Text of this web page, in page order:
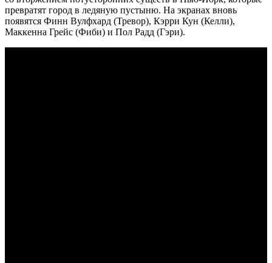
превратят город в ледяную пустыню. На экранах вновь
появятся Финн Вулфхард (Тревор), Кэрри Кун (Келли),
Маккенна Грейс (Фиби) и Пол Радд (Гэри).